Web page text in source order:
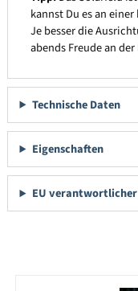
kannst Du es an
Je besser die
abends Freude an
Technische Daten
Eigenschaften
EU